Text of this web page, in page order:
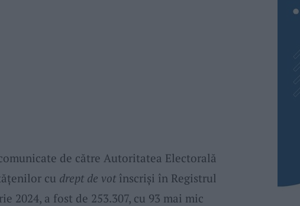
de către Autoritatea Electorală
cu drept de votînscriși în Registrul
2024, a fost de 253.307, cu 93 mai mic